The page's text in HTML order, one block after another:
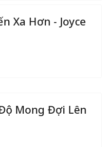
Xa Hơn - Joyce
Mong Đợi Lên